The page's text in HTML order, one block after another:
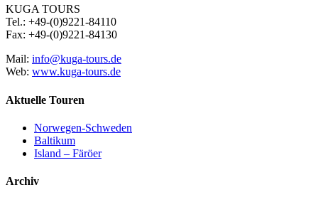
KUGA TOURS
Tel.: +49-(0)9221-84110
Fax: +49-(0)9221-84130
Mail: info@kuga-tours.de
Web: www.kuga-tours.de
Aktuelle Touren
Norwegen-Schweden
Baltikum
Island – Färöer
Archiv